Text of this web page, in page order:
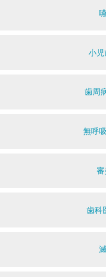
小
歯周
無呼
審
歯科